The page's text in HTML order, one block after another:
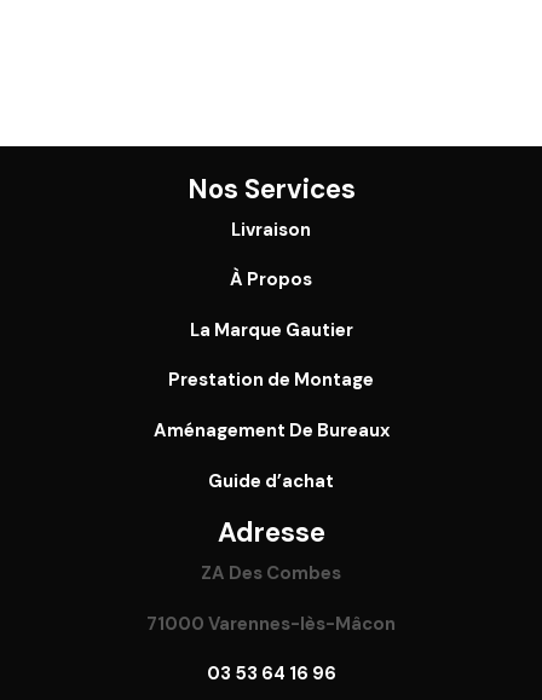
Nos Services
Livraison
À Propos
La Marque Gautier
Prestation de Montage
Aménagement De Bureaux
Guide d’achat
Adresse
ZA Des Combes
71000 Varennes-lès-Mâcon
03 53 64 16 96